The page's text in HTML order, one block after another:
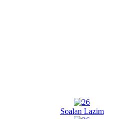
Soalan Lazim